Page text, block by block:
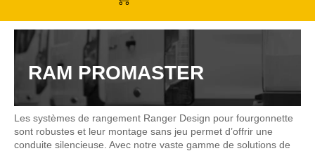
RAM PROMASTER
Les systèmes de rangement Ranger Design pour fourgonnette
sont robustes et leur montage sans jeu permet d’offrir une
conduite silencieuse. Avec notre vaste gamme de solutions de